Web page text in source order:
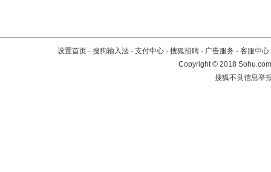
设置首页 - 搜狗输入法 - 支付中心 - 搜狐招聘 - 广告服务 - 客服中心
Copyright©2018
搜狐不良信息举